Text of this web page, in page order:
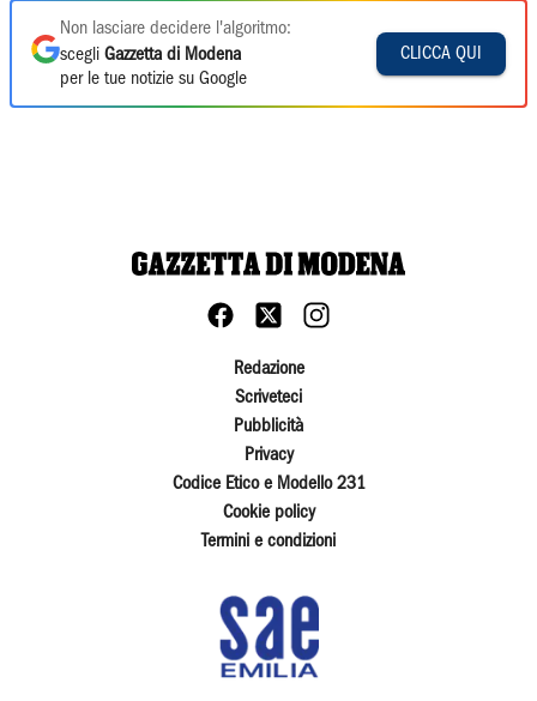
Non lasciare decidere l'algoritmo:
scegli Gazzetta di Modena
per le tue notizie su Google
CLICCA QUI
Redazione
Scriveteci
Pubblicità
Privacy
Codice Etico e Modello 231
Cookie policy
Termini e condizioni